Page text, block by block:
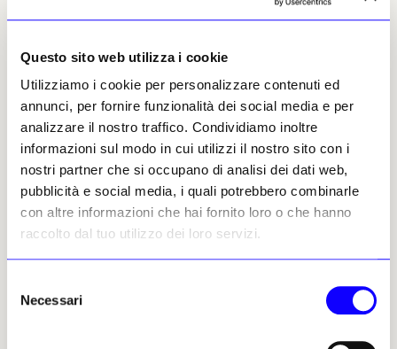
Questo sito web utilizza i cookie
Utilizziamo i cookie per personalizzare contenuti ed
annunci, per fornire funzionalità dei social media e per
analizzare il nostro traffico. Condividiamo inoltre
informazioni sul modo in cui utilizzi il nostro sito con i
nostri partner che si occupano di analisi dei dati web,
pubblicità e social media, i quali potrebbero combinarle
con altre informazioni che hai fornito loro o che hanno
raccolto dal tuo utilizzo dei loro servizi.
delNecessari
valutate e affrontate attraverso i canali istituzionali
reazione che ha portato alla cessazione anticipata del
venissero realmente esaminate nel merito
e personalità del mondo della cultura
avevano inviato una lettera al Cda del Mambo
dirigente. La lettera sottolineava che
comunicare senza spiegare e chiudere gli spazi di
dialogo equivale ad assumere una posizione autoritaria